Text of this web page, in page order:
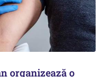
organizează o